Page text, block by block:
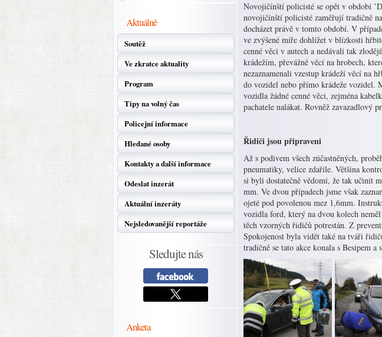
Aktuálně
Soutěž
Ve zkratce aktuality
Program
Tipy na volný čas
Policejní informace
Hledané osoby
Kontakty a další informace
Odeslat inzerát
Aktuální inzeráty
Nejsledovanější reportáže
Sledujte nás
Anketa
Novojičínští policisté se opět v období
novojičínští policisté zaměřují tradičně
docházet právě v tomto období. V
ve zvýšené míře dohlížet v blízkosti
cenné věci v autech a nedávali tak
krádežím, převážně věcí na hrobech,
nezaznamenali vzestup krádeží věcí na
do vozidel nebo přímo krádeže vozidel.
vozidla žádné cenné věci, zejména
pachatele nalákat. Rovněž zavazadlový
Řidiči jsou připraveni
Až s podivem všech zúčastněných,
pneumatiky, velice zdařile. Většina
si byli dostatečně vědomi, že tak učinit
mm. Ve dvou případech jsme však
ojeté pod povolenou mez 1,6mm.
vozidla ford, který na dvou kolech
těch vzorných řidičů potrestán. Z
Spokojenost byla vidět také na tváři
tradičně se tato akce konala s Besipem a